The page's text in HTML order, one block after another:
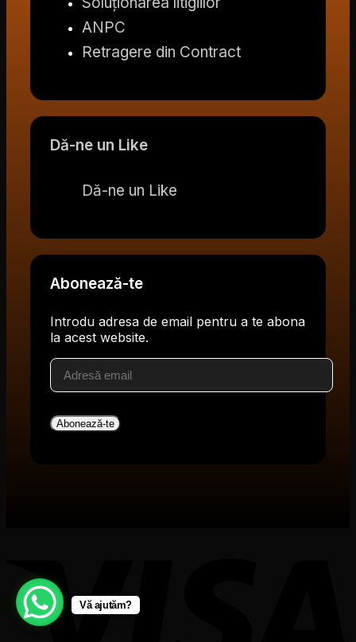
ANPC
Retragere din Contract
Dă-ne un Like
Dă-ne un Like
Abonează-te
Introdu adresa de email pentru a te abona
la acest website.
Adresă
email
Abonează-te
Vă ajutăm?